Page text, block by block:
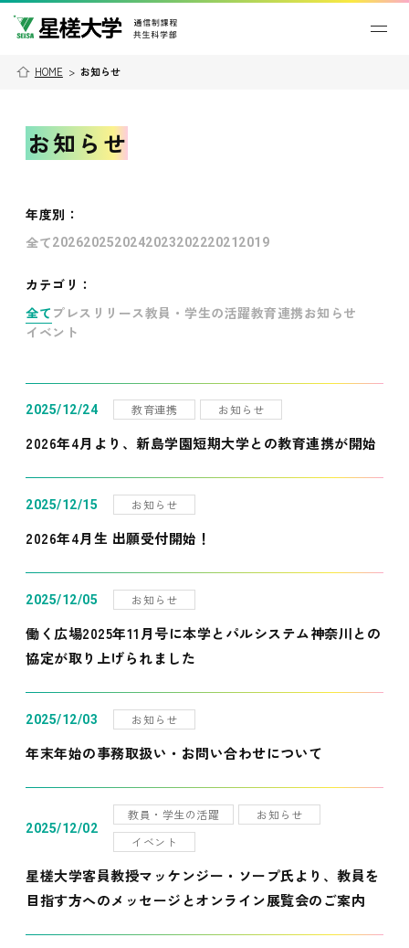
HOME > お知らせ
お知らせ
年度別 ：
全て202620252024202320222021 2019
カテゴリ：
全て プレスリリース教員・学生の活躍教育連携お知らせ
イベント
2025/12/24 教育連携 お知らせ
2026年4月より、新島学園短期大学との教育連携が開始
2025/12/15 お知らせ
2026年4月生 出願受付開始！
2025/12/05 お知らせ
働く広場2025年11月号に本学とパルシステム神奈川との
協定が取り上げられました
2025/12/03 お知らせ
年末年始の事務取扱い・お問い合わせについて
2025/12/02
教員・学生の活躍
お知らせ
イベント
星槎大学客員教授マッケンジー・ソープ氏より、教員を
目指す方へのメッセージとオンライン展覧会のご案内